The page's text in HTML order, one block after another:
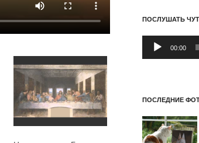
ПОСЛУШАТЬ
Аудиоплеер
00:00
ПОСЛЕДНИЕ